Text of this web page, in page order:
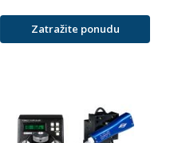
Zatražite ponudu